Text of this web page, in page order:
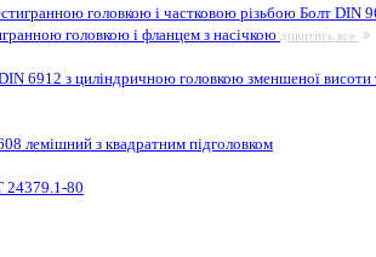
головкою і частковою різьбою Болт DIN
головкою і фланцем з насічкою дивитись все
6912 з циліндричною головкою зменшеної
лемішний з квадратним підголовком
24379.1-80